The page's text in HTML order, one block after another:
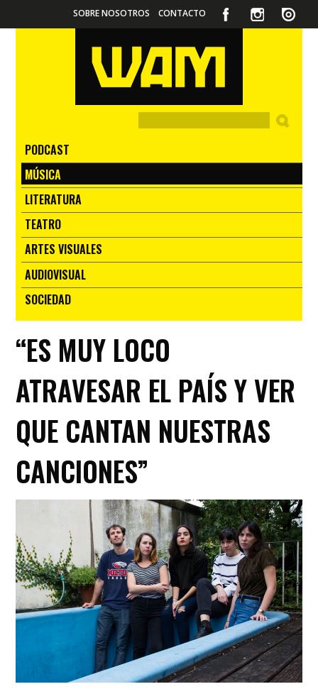
SOBRE NOSOTROS CONTACTO
PODCAST
MÚSICA
LITERATURA
TEATRO
ARTES VISUALES
AUDIOVISUAL
SOCIEDAD
“ES MUY LOCO
ATRAVESAR EL PAÍS Y VER
QUE CANTAN NUESTRAS
CANCIONES”